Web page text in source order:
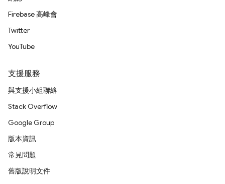
Firebase 高峰會
Twitter
YouTube
支援服務
與支援小組聯絡
Stack Overflow
Google Group
版本資訊
常見問題
舊版說明文件